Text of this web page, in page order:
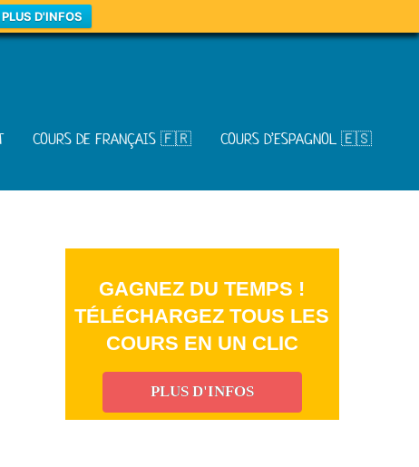
PLUS D'INFOS
COURS DE FRANÇAIS 🇫🇷 COURS D’ESPAGNOL 🇪🇸
GAGNEZ DU TEMPS !
TÉLÉCHARGEZ TOUS LES
COURS EN UN CLIC
PLUS D'INFOS